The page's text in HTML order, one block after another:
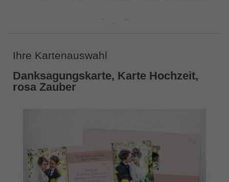
Ihre Kartenauswahl
Danksagungskarte, Karte Hochzeit,
rosa Zauber